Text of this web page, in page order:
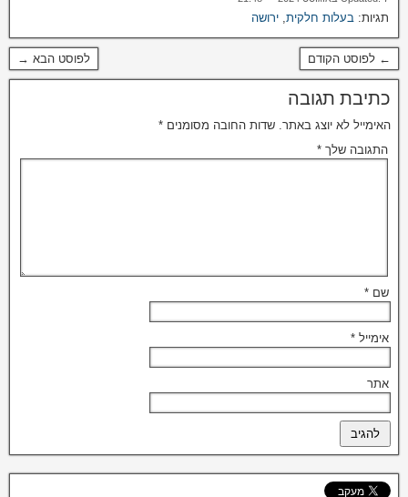
תגיות: בעלות חלקית, ירושה
← לפוסט הקודם לפוסט הבא →
כתיבת תגובה
האימייל לא יוצג באתר. שדות החובה מסומנים *
התגובה שלך *
שם *
אימייל *
אתר